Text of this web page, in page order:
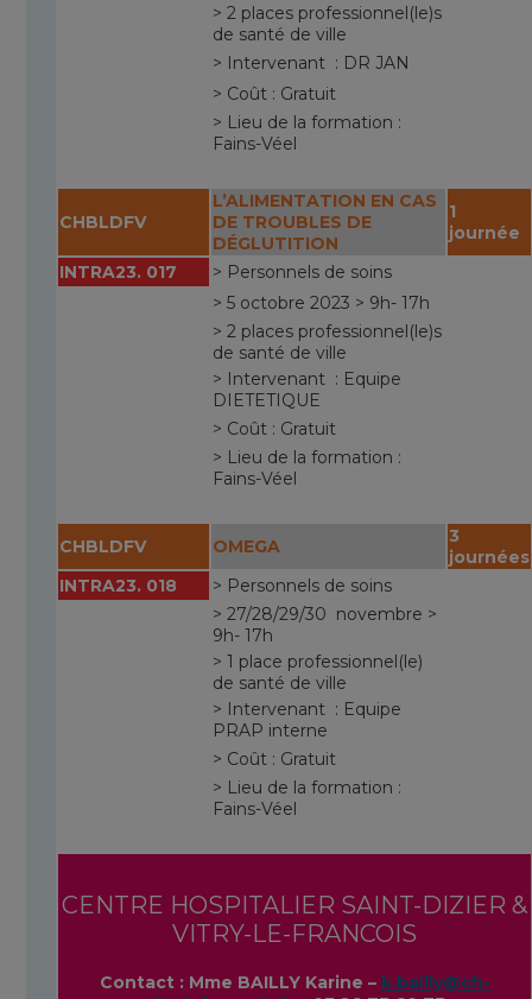
> 2 places professionnel(le)s
de santé de ville
> Intervenant : DR JAN
> Coût : Gratuit
> Lieu de la formation :
Fains-Véel
CHBLDFV
L’ALIMENTATION EN CAS
DE TROUBLES DE
DÉGLUTITION
1
journée
INTRA23. 017
> Personnels de soins
> 5 octobre 2023 > 9h- 17h
> 2 places professionnel(le)s
de santé de ville
> Intervenant : Equipe
DIETETIQUE
> Coût : Gratuit
> Lieu de la formation :
Fains-Véel
CHBLDFV OMEGA
3
journées
INTRA23. 018
> Personnels de soins
> 27/28/29/30 novembre >
9h- 17h
> 1 place professionnel(le)
de santé de ville
> Intervenant : Equipe
PRAP interne
> Coût : Gratuit
> Lieu de la formation :
Fains-Véel
CENTRE HOSPITALIER SAINT-DIZIER &
VITRY-LE-FRANCOIS
Contact : Mme BAILLY Karine – k.bailly@ch-